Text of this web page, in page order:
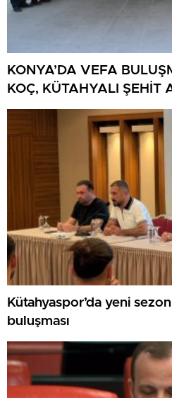
KONYA’DA VEFA
KOÇ, KÜTAHYALI ŞEHİT
GAZİLERİ AĞIRLADI
Kütahyaspor’da yeni
buluşması